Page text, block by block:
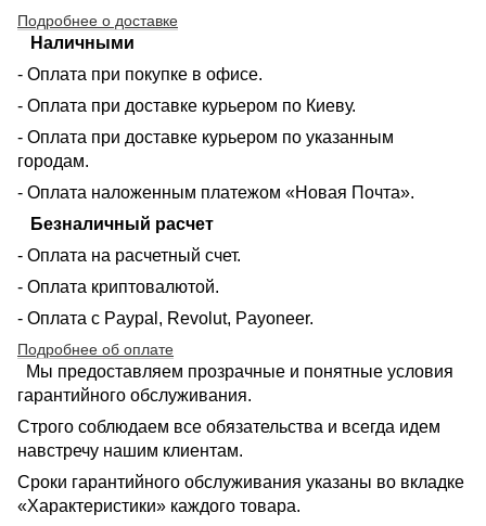
Подробнее о доставке
Наличными
- Оплата при покупке в офисе.
- Оплата при доставке курьером по Киеву.
- Оплата при доставке курьером по указанным
городам.
- Оплата наложенным платежом «Новая Почта».
Безналичный расчет
- Оплата на расчетный счет.
- Оплата криптовалютой.
- Оплата с Paypal, Revolut, Payoneer.
Подробнее об оплате
Мы предоставляем прозрачные и понятные условия
гарантийного обслуживания.
Строго соблюдаем все обязательства и всегда идем
навстречу нашим клиентам.
Сроки гарантийного обслуживания указаны во вкладке
«Характеристики» каждого товара.